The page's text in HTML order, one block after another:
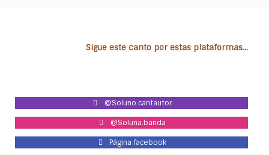
Sigue este canto por estas plataformas...
@Soluno.cantautor
@Soluna.banda
Página facebook